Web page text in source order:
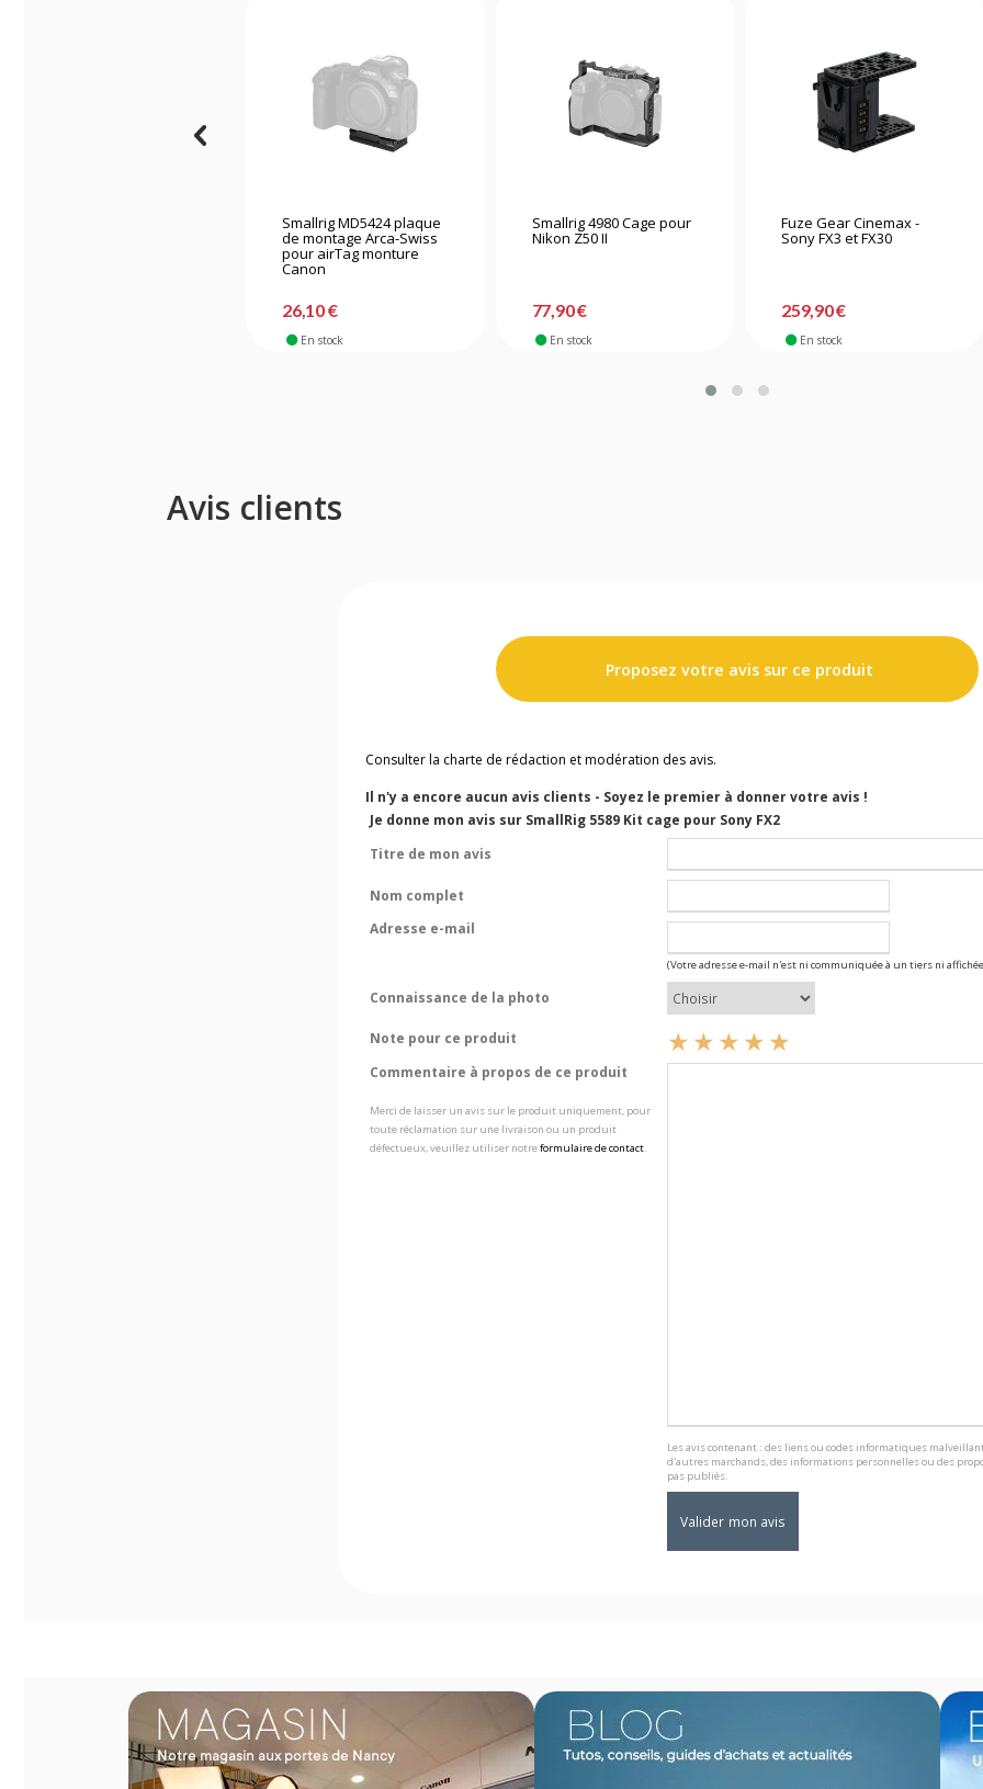
Smallrig MD5424 plaque
de montage Arca-Swiss
pour airTag monture
Canon
26,10 €
En stock
Smallrig 4980 Cage pour
Nikon Z50 II
77,90 €
En stock
Fuze Gear Cinemax -
Sony FX3 et FX30
259,90 €
En stock
Avis clients
Proposez votre avis sur ce produit
Consulter la charte de rédaction et modération des avis.
Il n'y a encore aucun avis clients - Soyez le premier à donner votre avis !
Je donne mon avis sur SmallRig 5589 Kit cage pour Sony FX2
Titre de mon avis
Nom complet
Adresse e-mail
(Votre adresse e-mail n'est ni communiquée à un tiers ni
Connaissance de la photo
Note pour ce produit
Commentaire à propos de ce produit
Merci de laisser un avis sur le produit uniquement, pour
toute réclamation sur une livraison ou un produit
défectueux, veuillez utiliser notreformulaire de contact.
Les avis contenant : des liens ou codes informatiques
d'autres marchands, des informations personnelles ou des
pas publiés.